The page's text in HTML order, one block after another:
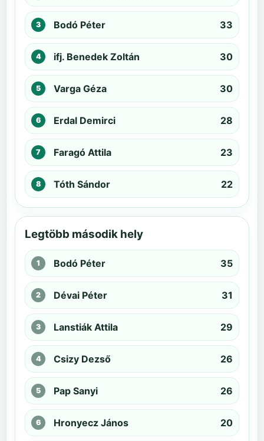
Bodó Péter 33
ifj. Benedek Zoltán 30
Varga Géza 30
Erdal Demirci 28
Faragó Attila 23
Tóth Sándor 22
Legtöbb második hely
Bodó Péter 35
Dévai Péter 31
Lanstiák Attila 29
Csizy Dezső 26
Pap Sanyi 26
Hronyecz János 20